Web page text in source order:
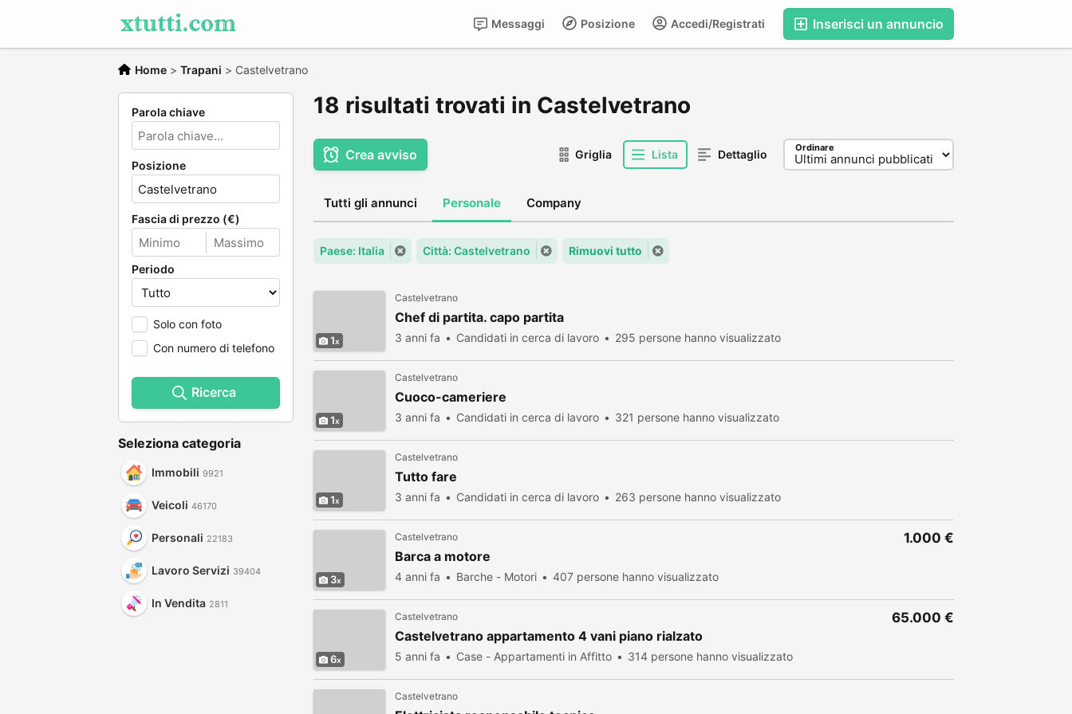
Inserisci un annuncio
Accedi/Registrati
Posizione
Messaggi
Home > Trapani > Castelvetrano
Parola chiave
Posizione
Fascia di prezzo (€)
Periodo
Solo con foto
Con numero di telefono
Ricerca
Seleziona categoria
Immobili 9921
Veicoli 46170
Personali 22183
Lavoro Servizi 39404
In Vendita 2811
18 risultati trovati in Castelvetrano
Crea avviso Griglia Lista Dettaglio Ordinare
Tutti gli annunci Personale Company
Paese: Italia Città: Castelvetrano Rimuovi tutto
1
Castelvetrano
Chef di partita. capo partita
3 anni fa Candidati in cerca di lavoro 295 persone hanno visualizzato
1
Castelvetrano
Cuoco-cameriere
3 anni fa Candidati in cerca di lavoro 321 persone hanno visualizzato
1
Castelvetrano
Tutto fare
3 anni fa Candidati in cerca di lavoro 263 persone hanno visualizzato
3
Castelvetrano
Barca a motore
4 anni fa Barche - Motori 407 persone hanno visualizzato
1.000 €
6
Castelvetrano
Castelvetrano appartamento 4 vani piano rialzato
5 anni fa Case - Appartamenti in Affitto 314 persone hanno visualizzato
65.000 €
Castelvetrano